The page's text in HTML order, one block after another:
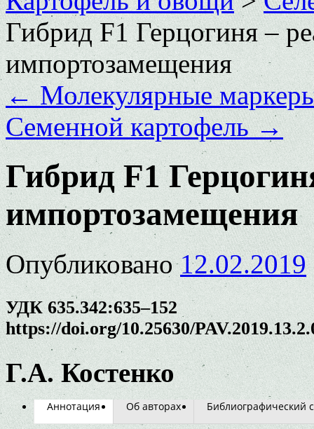
Гибрид F1 Герцогиня –
импортозамещения
←Молекулярные
Семенной картофель→
Гибрид F1
импортозамещения
Опубликовано 12.02.2019
УДК 635.342:635–152
https://doi.org/10.25630/
Г.А. Костенко
Аннотация Об авторах Библиографический